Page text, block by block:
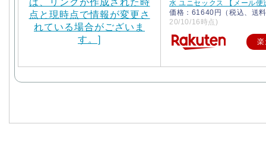
水 ユニセックス 【メール便
価格：61640円（税込、送
20/10/16時点)